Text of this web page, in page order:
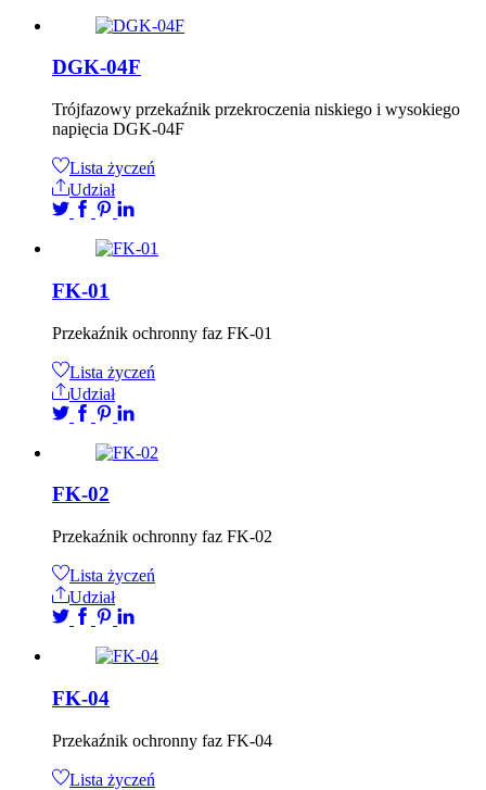
DGK-04F
Trójfazowy przekaźnik przekroczenia niskiego i wysokiego
napięcia DGK-04F
Lista życzeń
Udział
FK-01
Przekaźnik ochronny faz FK-01
Lista życzeń
Udział
FK-02
Przekaźnik ochronny faz FK-02
Lista życzeń
Udział
FK-04
Przekaźnik ochronny faz FK-04
Lista życzeń